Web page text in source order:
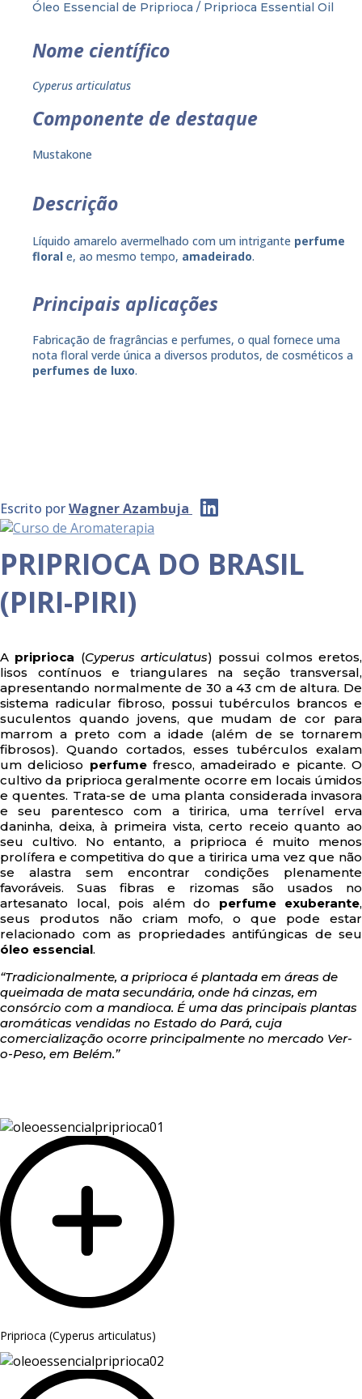
Óleo Essencial de Priprioca / Priprioca Essential Oil
Nome científico
Cyperus articulatus
Componente de destaque
Mustakone
Descrição
Líquido amarelo avermelhado com um intrigante perfume
floral e, ao mesmo tempo, amadeirado.
Principais aplicações
Fabricação de fragrâncias e perfumes, o qual fornece uma
nota floral verde única a diversos produtos, de cosméticos a
perfumes de luxo.
Escrito porWagner Azambuja
PRIPRIOCA DO BRASIL
(PIRI-PIRI)
A priprioca (Cyperus articulatus) possui colmos eretos,
lisos contínuos e triangulares na seção transversal,
apresentando normalmente de 30 a 43 cm de altura. De
sistema radicular fibroso, possui tubérculos brancos e
suculentos quando jovens, que mudam de cor para
marrom a preto com a idade (além de se tornarem
fibrosos). Quando cortados, esses tubérculos exalam
um delicioso perfumefresco, amadeirado e picante. O
cultivo da priprioca geralmente ocorre em locais úmidos
e quentes. Trata-se de uma planta considerada invasora
e seu parentesco com a tiririca, uma terrível erva
daninha, deixa, à primeira vista, certo receio quanto ao
seu cultivo. No entanto, a priprioca é muito menos
prolífera e competitiva do que a tiririca uma vez que não
se alastra sem encontrar condições plenamente
favoráveis. Suas fibras e rizomas são usados no
artesanato local, pois além do perfume exuberante,
seus produtos não criam mofo, o que pode estar
relacionado com as propriedades antifúngicas de seu
óleo essencial.
“Tradicionalmente, a priprioca é plantada em áreas de
queimada de mata secundária, onde há cinzas, em
consórcio com a mandioca. É uma das principais plantas
aromáticas vendidas no Estado do Pará, cuja
comercialização ocorre principalmente no mercado Ver-
o-Peso, em Belém.”
Priprioca (Cyperus articulatus)